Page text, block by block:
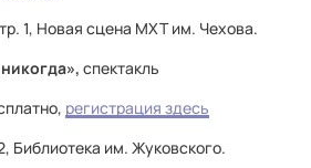
1, Новая сцена МХТ им. Чехова.
спектакль
регистрация здесь
Библиотека им. Жуковского.